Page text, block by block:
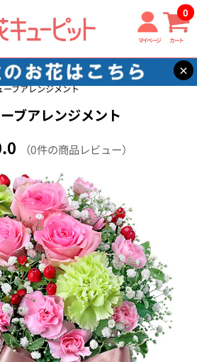
マイページ カート
0
×
ワーギフト・バラ
【誕生日フラワーギフ
ブアレンジメント
ブアレンジメント
（0件の商品レビュー）